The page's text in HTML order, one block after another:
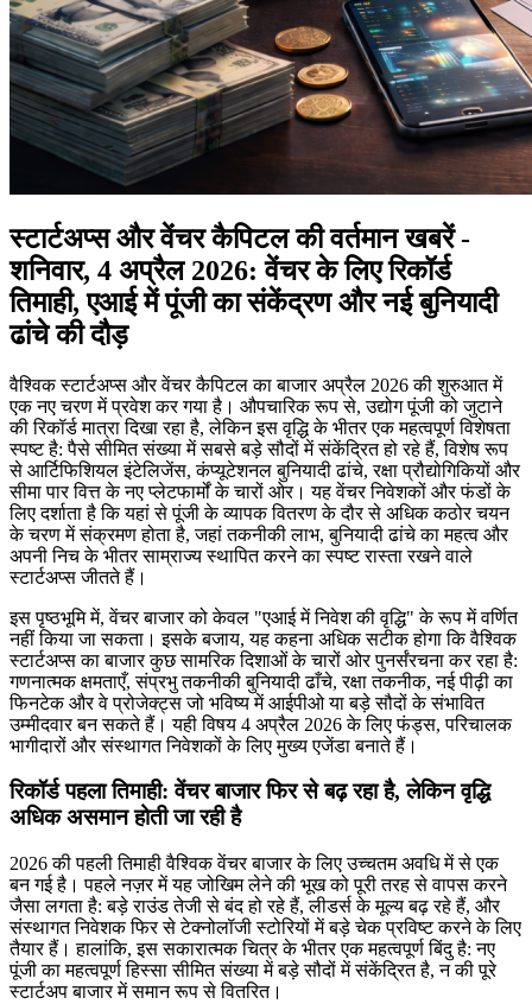
स्टार्टअप्स और वेंचर कैपिटल की वर्तमान खबरें -
शनिवार, 4 अप्रैल 2026: वेंचर के लिए रिकॉर्ड
तिमाही, एआई में पूंजी का संकेंद्रण और नई बुनियादी
ढांचे की दौड़
वैश्विक स्टार्टअप्स और वेंचर कैपिटल का बाजार अप्रैल 2026 की शुरुआत में
एक नए चरण में प्रवेश कर गया है। औपचारिक रूप से, उद्योग पूंजी को जुटाने
की रिकॉर्ड मात्रा दिखा रहा है, लेकिन इस वृद्धि के भीतर एक महत्वपूर्ण विशेषता
स्पष्ट है: पैसे सीमित संख्या में सबसे बड़े सौदों में संकेंद्रित हो रहे हैं, विशेष रूप
से आर्टिफिशियल इंटेलिजेंस, कंप्यूटेशनल बुनियादी ढांचे, रक्षा प्रौद्योगिकियों और
सीमा पार वित्त के नए प्लेटफार्मों के चारों ओर। यह वेंचर निवेशकों और फंडों के
लिए दर्शाता है कि यहां से पूंजी के व्यापक वितरण के दौर से अधिक कठोर चयन
के चरण में संक्रमण होता है, जहां तकनीकी लाभ, बुनियादी ढांचे का महत्व और
अपनी निच के भीतर साम्राज्य स्थापित करने का स्पष्ट रास्ता रखने वाले
स्टार्टअप्स जीतते हैं।
इस पृष्ठभूमि में, वेंचर बाजार को केवल "एआई में निवेश की वृद्धि" के रूप में वर्णित
नहीं किया जा सकता। इसके बजाय, यह कहना अधिक सटीक होगा कि वैश्विक
स्टार्टअप्स का बाजार कुछ सामरिक दिशाओं के चारों ओर पुनर्संरचना कर रहा है:
गणनात्मक क्षमताएँ, संप्रभु तकनीकी बुनियादी ढाँचे, रक्षा तकनीक, नई पीढ़ी का
फिनटेक और वे प्रोजेक्ट्स जो भविष्य में आईपीओ या बड़े सौदों के संभावित
उम्मीदवार बन सकते हैं। यही विषय 4 अप्रैल 2026 के लिए फंड्स, परिचालक
भागीदारों और संस्थागत निवेशकों के लिए मुख्य एजेंडा बनाते हैं।
रिकॉर्ड पहला तिमाही: वेंचर बाजार फिर से बढ़ रहा है, लेकिन वृद्धि
अधिक असमान होती जा रही है
2026 की पहली तिमाही वैश्विक वेंचर बाजार के लिए उच्चतम अवधि में से एक
बन गई है। पहले नज़र में यह जोखिम लेने की भूख को पूरी तरह से वापस करने
जैसा लगता है: बड़े राउंड तेजी से बंद हो रहे हैं, लीडर्स के मूल्य बढ़ रहे हैं, और
संस्थागत निवेशक फिर से टेक्नोलॉजी स्टोरियों में बड़े चेक प्रविष्ट करने के लिए
तैयार हैं। हालांकि, इस सकारात्मक चित्र के भीतर एक महत्वपूर्ण बिंदु है: नए
पूंजी का महत्वपूर्ण हिस्सा सीमित संख्या में बड़े सौदों में संकेंद्रित है, न की पूरे
स्टार्टअप बाजार में समान रूप से वितरित।